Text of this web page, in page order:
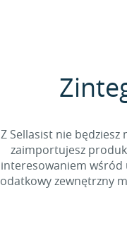
Z Sellasist nie
zaimportujesz
wśród
zewnętrzny